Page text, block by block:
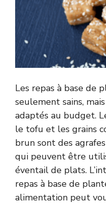
Les repas à base de
seulement sains,
adaptés au budget.
le tofu et les grains
brun sont des
qui peuvent être
éventail de plats.
repas à base de
alimentation peut